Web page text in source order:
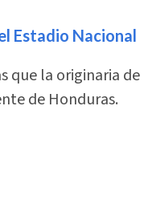
Estadio Nacional
que la originaria de
de Honduras.